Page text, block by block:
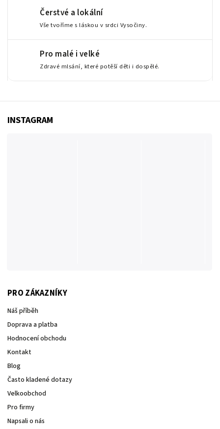
Čerstvé a lokální
Vše tvoříme s láskou v srdci Vysočiny.
Pro malé i velké
Zdravé mlsání, které potěší děti i dospělé.
INSTAGRAM
PRO ZÁKAZNÍKY
Náš příběh
Doprava a platba
Hodnocení obchodu
Kontakt
Blog
Často kladené dotazy
Velkoobchod
Pro firmy
Napsali o nás